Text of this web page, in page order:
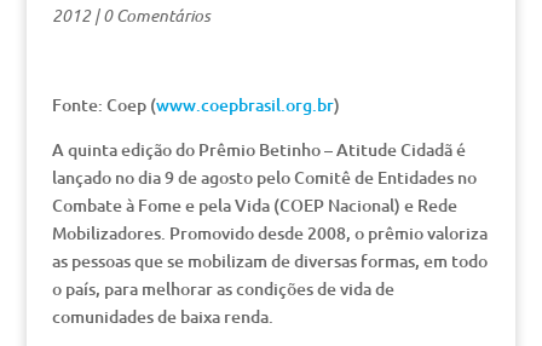
2012|0 Comentários
Fonte: Coep (www.coepbrasil.org.br)
A quinta edição do Prêmio Betinho – Atitude Cidadã é
lançado no dia 9 de agosto pelo Comitê de Entidades no
Combate à Fome e pela Vida (COEP Nacional) e Rede
Mobilizadores. Promovido desde 2008, o prêmio valoriza
as pessoas que se mobilizam de diversas formas, em todo
o país, para melhorar as condições de vida de
comunidades de baixa renda.